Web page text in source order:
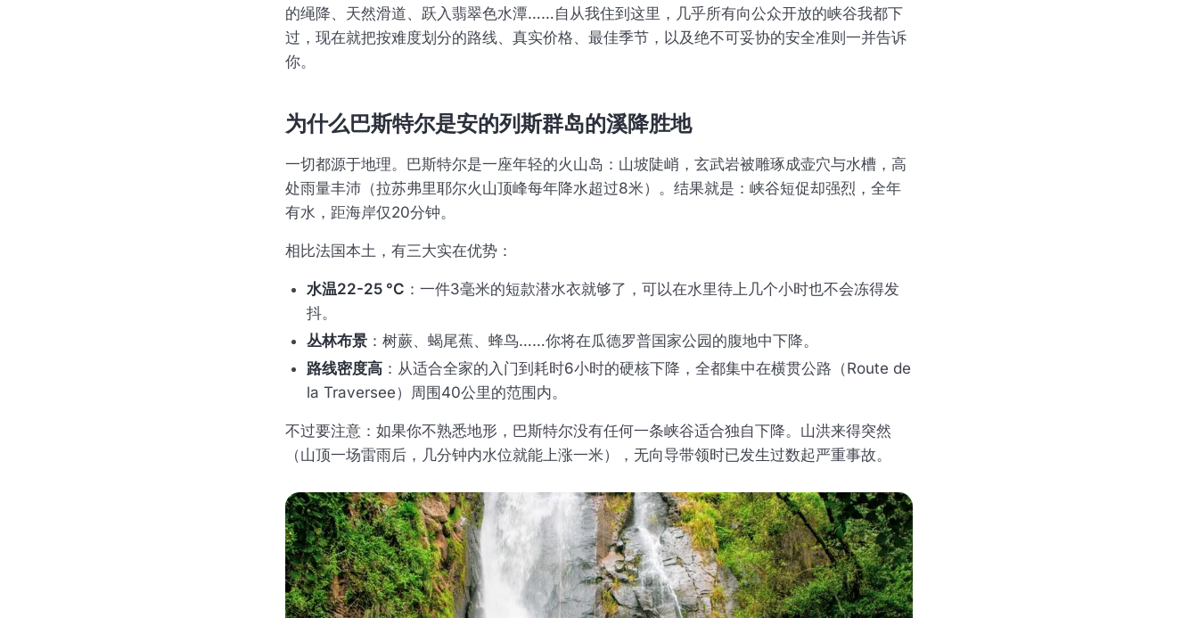
的绳降、天然滑道、跃入翡翠色水潭……自从我住到这里，几乎所有向公众开放的峡谷我都下
过，现在就把按难度划分的路线、真实价格、最佳季节，以及绝不可妥协的安全准则一并告诉
你。
为什么巴斯特尔是安的列斯群岛的溪降胜地
一切都源于地理。巴斯特尔是一座年轻的火山岛：山坡陡峭，玄武岩被雕琢成壶穴与水槽，高
处雨量丰沛（拉苏弗里耶尔火山顶峰每年降水超过8米）。结果就是：峡谷短促却强烈，全年
有水，距海岸仅20分钟。
相比法国本土，有三大实在优势：
水温22-25 °C ：一件3毫米的短款潜水衣就够了，可以在水里待上几个小时也不会冻得发
抖。
丛林布景 ：树蕨、蝎尾蕉、蜂鸟……你将在瓜德罗普国家公园的腹地中下降。
路线密度高 ：从适合全家的入门到耗时6小时的硬核下降，全都集中在横贯公路（Route de
la Traversee）周围40公里的范围内。
不过要注意：如果你不熟悉地形，巴斯特尔没有任何一条峡谷适合独自下降。山洪来得突然
（山顶一场雷雨后，几分钟内水位就能上涨一米），无向导带领时已发生过数起严重事故。